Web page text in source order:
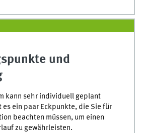
und
kann sehr individuell geplant
ein paar Eckpunkte, die Sie für
beachten müssen, um einen
zu gewährleisten.